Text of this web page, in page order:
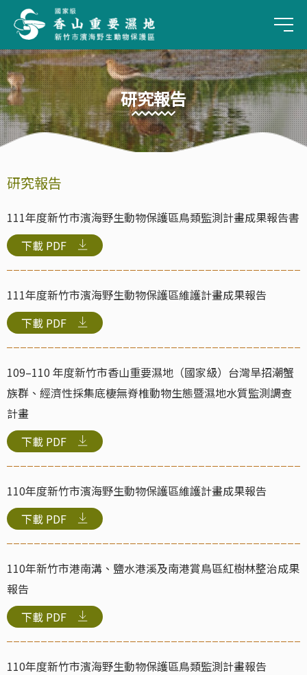
手
研究報告
:::
研究報告
111年度新竹市濱海野生動物保護區鳥類監測計畫成果報告書
下載 PDF
111年度新竹市濱海野生動物保護區維護計畫成果報告
下載 PDF
109–110 年度新竹市香山重要濕地（國家級）台灣旱招潮蟹
族群、經濟性採集底棲無脊椎動物生態暨濕地水質監測調查
計畫
下載 PDF
110年度新竹市濱海野生動物保護區維護計畫成果報告
下載 PDF
110年新竹市港南溝、鹽水港溪及南港賞鳥區紅樹林整治成果
報告
下載 PDF
110年度新竹市濱海野生動物保護區鳥類監測計畫報告